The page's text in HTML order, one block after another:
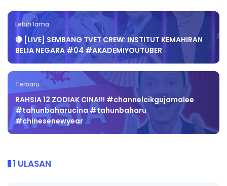
Lebih lama
🔴 [LIVE] SEMBANG TVET CREW: INSTITUT KEMAHIRAN
BELIA NEGARA #04 #AKADEMIYOUTUBER
Terbaru
RAHSIA 12 ZODIAK CINA!!! #channelcikgujamalee
#tahunbaharucina #tahunbaharu
#chinesenewyear
1 ULASAN